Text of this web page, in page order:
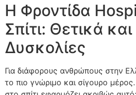
Η Φροντίδα
Σπίτι: Θετικά και
Δυσκολίες
Για διάφορους ανθρώπους στην
το πιο γνώριμο και σίγουρο